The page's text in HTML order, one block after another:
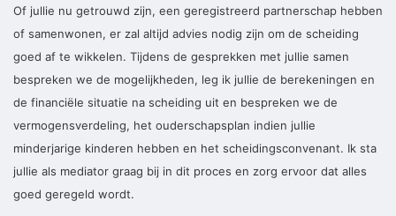
Of jullie nu getrouwd zijn, een geregistreerd partnerschap hebben
of samenwonen, er zal altijd advies nodig zijn om de scheiding
goed af te wikkelen. Tijdens de gesprekken met jullie samen
bespreken we de mogelijkheden, leg ik jullie de berekeningen en
de financiële situatie na scheiding uit en bespreken we de
vermogensverdeling, het ouderschapsplan indien jullie
minderjarige kinderen hebben en het scheidingsconvenant. Ik sta
jullie als mediator graag bij in dit proces en zorg ervoor dat alles
goed geregeld wordt.